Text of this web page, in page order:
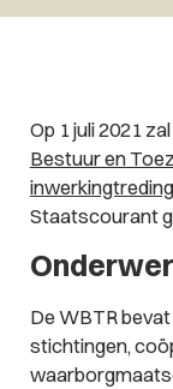
Op 1 juli 2021
Bestuur en
Staatscourant
De WBTR
stichtingen,